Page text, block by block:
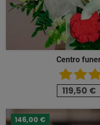
Centro
119,50 €
146,00 €